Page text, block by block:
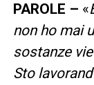
PAROLE – «
non ho mai
sostanze
Sto